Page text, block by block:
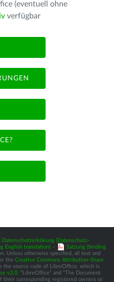
(eventuell ohne
verfügbar
Datenschutzerklärung (Datenschutz-
English translation) -
Satzung (binding
Unless otherwise specified, all text and
the Creative Commons Attribution-Share
the source code of LibreOffice, which is
v2.0. “LibreOffice” and “The Document
their corresponding registered owners or